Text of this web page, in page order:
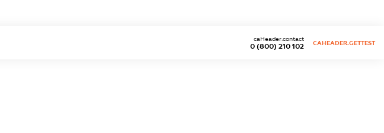
0 (800) 210 102
caHeader.contact
CAHEADER.GETTEST